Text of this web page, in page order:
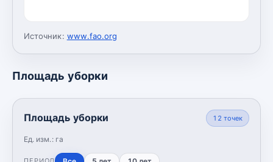
Источник: www.fao.org
Площадь уборки
Площадь уборки
Ед. изм.: га
12 точек